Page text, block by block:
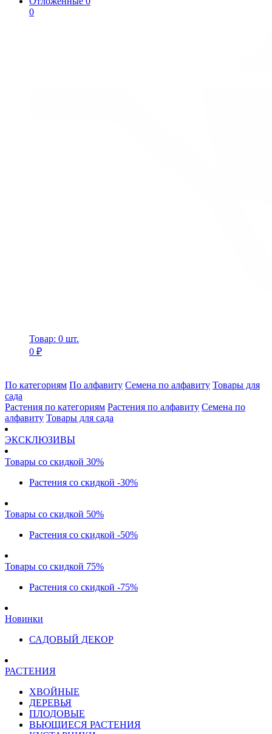
0
Товар: 0 шт.
0 ₽
По категориям По алфавиту Семена по алфавиту Товары для
сада
Растения по категориям Растения по алфавиту Семена по
алфавиту Товары для сада
ЭКСКЛЮЗИВЫ
Товары со скидкой 30%
Растения со скидкой -30%
Товары со скидкой 50%
Растения со скидкой -50%
Товары со скидкой 75%
Растения со скидкой -75%
Новинки
САДОВЫЙ ДЕКОР
РАСТЕНИЯ
ХВОЙНЫЕ
ДЕРЕВЬЯ
ПЛОДОВЫЕ
ВЬЮЩИЕСЯ РАСТЕНИЯ